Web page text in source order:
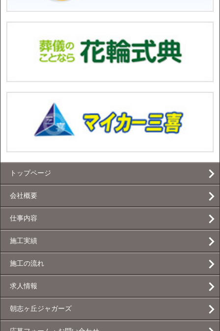
トップページ
会社概要
仕事内容
施工実績
施工の流れ
求人情報
朝志ヶ丘ジャガーズ